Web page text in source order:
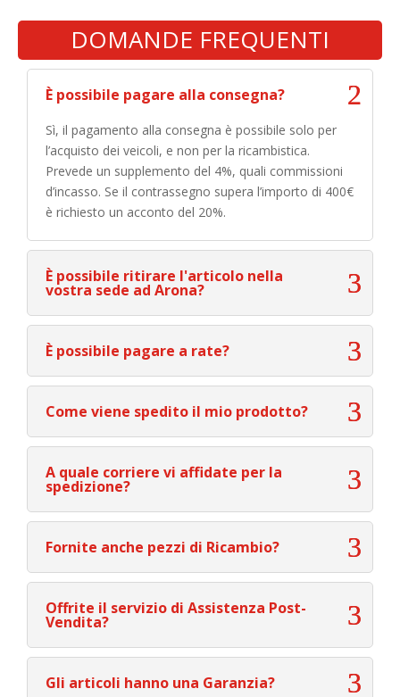
DOMANDE FREQUENTI
È possibile pagare alla consegna?
Sì, il pagamento alla consegna è possibile solo per
l’acquisto dei veicoli, e non per la ricambistica.
Prevede un supplemento del 4%, quali commissioni
d’incasso. Se il contrassegno supera l’importo di 400€
è richiesto un acconto del 20%.
È possibile ritirare l'articolo nella
vostra sede ad Arona?
È possibile pagare a rate?
Come viene spedito il mio prodotto?
A quale corriere vi affidate per la
spedizione?
Fornite anche pezzi di Ricambio?
Offrite il servizio di Assistenza Post-
Vendita?
Gli articoli hanno una Garanzia?